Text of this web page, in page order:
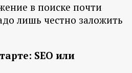
в поиске почти
лишь честно заложить
SEO или